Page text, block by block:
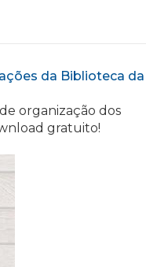
da Biblioteca da
organização dos
gratuito!